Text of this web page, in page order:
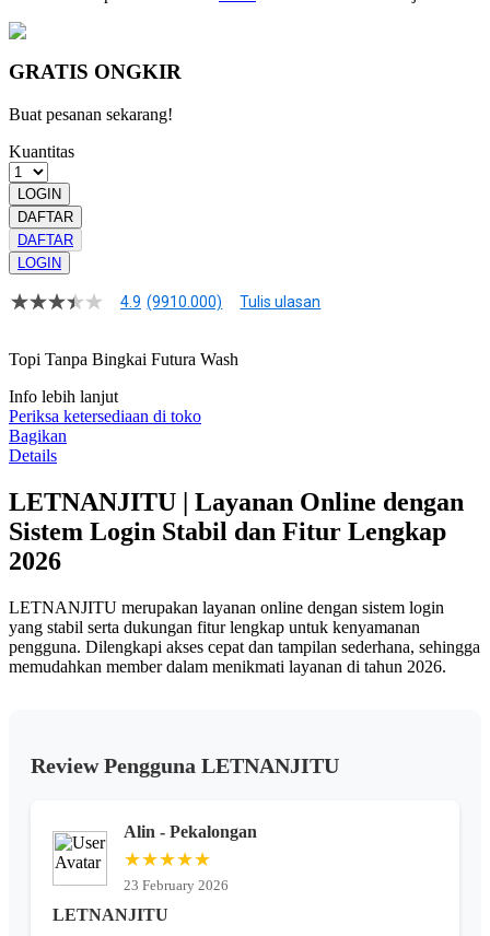
GRATIS ONGKIR
Buat pesanan sekarang!
Kuantitas
LOGIN
DAFTAR
DAFTAR
LOGIN
4.9
bintang,
rating
rata-
rata.
Read
13
Tautan
halaman
yang
sama.
4.9 (9910.000) Tulis ulasan
Topi Tanpa Bingkai Futura Wash
Info lebih lanjut
Periksa ketersediaan di toko
Bagikan
Details
LETNANJITU | Layanan Online dengan
Sistem Login Stabil dan Fitur Lengkap
2026
LETNANJITU merupakan layanan online dengan sistem login
yang stabil serta dukungan fitur lengkap untuk kenyamanan
pengguna. Dilengkapi akses cepat dan tampilan sederhana, sehingga
memudahkan member dalam menikmati layanan di tahun 2026.
Review Pengguna LETNANJITU
Alin - Pekalongan
★★★★★
23 February 2026
LETNANJITU